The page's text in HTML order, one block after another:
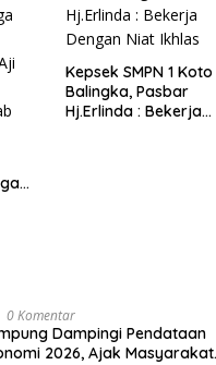
Kepsek SMPN 1 Koto
Balingka, Pasbar
Hj.Erlinda : Bekerja
0 Komentar
Dampingi Pendataan
2026, Ajak Masyarakat